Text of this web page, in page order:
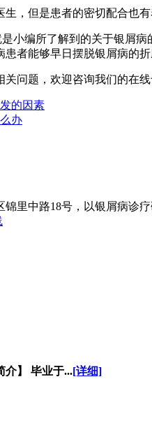
，但是患者的密切配合也
小编所了解到的关于银屑
者能够早日摆脱银屑病的折
关问题，欢迎咨询我们的在
的因素
办
里中路18号，以银屑病诊
介】 毕业于...[详细]